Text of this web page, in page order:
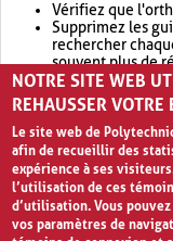
Vérifiez que
Supprimez les
rechercher
souvent plus de
Envisagez
retournera
NOTRE SITE WEB
REHAUSSER
Le site web de
afin de recueillir des
expérience à ses
l’utilisation de ces
d’utilisation. Vous
vos paramètres de